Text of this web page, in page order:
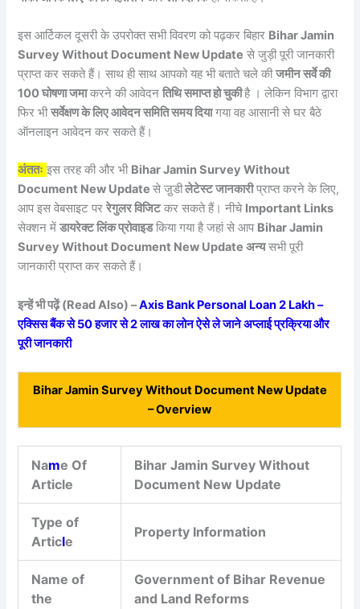
इस आर्टिकल दूसरी के उपरोक्त सभी विवरण को पढ़कर बिहार Bihar Jamin
Survey Without Document New Update से जुड़ी पूरी जानकारी
प्राप्त कर सकते हैं। साथ ही साथ आपको यह भी बताते चले कीजमीन सर्वे की
100 घोषणा जमाकरने की आवेदनतिथि समाप्त हो चुकीहै । लेकिन विभाग द्वारा
फिर भीसर्वेक्षण के लिए आवेदन समिति समय दियागया वह आसानी से घर बैठे
ऑनलाइन आवेदन कर सकते हैं।
अंततः इस तरह की और भी Bihar Jamin Survey Without
Document New Updateसे जु़डीलेटेस्ट जानकारीप्राप्त करने के लिए,
आप इस वेबसाइट पररेगुलर विजिटकर सकते हैं। नीचे Important Links
सेक्शन मेंडायरेक्ट लिंक प्रोवाइडकिया गया है जहां से आप Bihar Jamin
Survey Without Document New Update अन्यसभी पूरी
जानकारी प्राप्त कर सकते हैं।
इन्हें भी पढ़ें (Read Also) –Axis Bank Personal Loan 2 Lakh –
एक्सिस बैंक से 50 हजार से 2 लाख का लोन ऐसे ले जाने अप्लाई प्रक्रिया और
पूरी जानकारी
Bihar Jamin Survey Without Document New Update
– Overview
Name Of
Article
Bihar Jamin Survey Without
Document New Update
Type of
Article
Property Information
Name of
the
Government of Bihar Revenue
and Land Reforms